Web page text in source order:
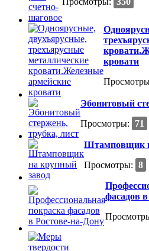
кровати
Эбонитовый
Просмотры:
71
Штамповщик
Просмотры: 8
фасадов